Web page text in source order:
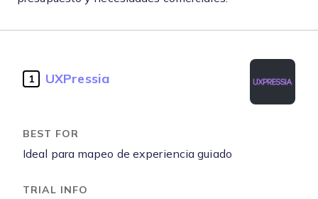
1 UXPressia
Ideal para mapeo de experiencia guiado